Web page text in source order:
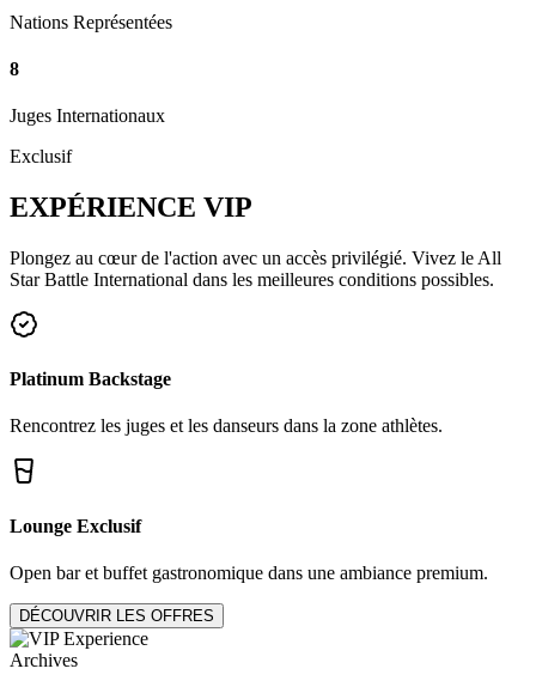
Nations Représentées
8
Juges Internationaux
Exclusif
EXPÉRIENCE VIP
Plongez au cœur de l'action avec un accès privilégié. Vivez le All
Star Battle International dans les meilleures conditions possibles.
Platinum Backstage
Rencontrez les juges et les danseurs dans la zone athlètes.
Lounge Exclusif
Open bar et buffet gastronomique dans une ambiance premium.
DÉCOUVRIR LES OFFRES
Archives